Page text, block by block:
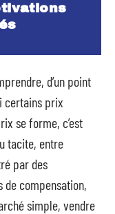
d’un point
certains prix
se forme, c’est
tacite, entre
par des
compensation,
simple, vendre